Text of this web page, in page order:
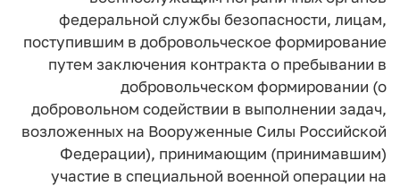
федеральной службы безопасности, лицам,
поступившим в добровольческое формирование
путем заключения контракта о пребывании в
добровольческом формировании (о
добровольном содействии в выполнении задач,
возложенных на Вооруженные Силы Российской
Федерации), принимающим (принимавшим)
участие в специальной военной операции на